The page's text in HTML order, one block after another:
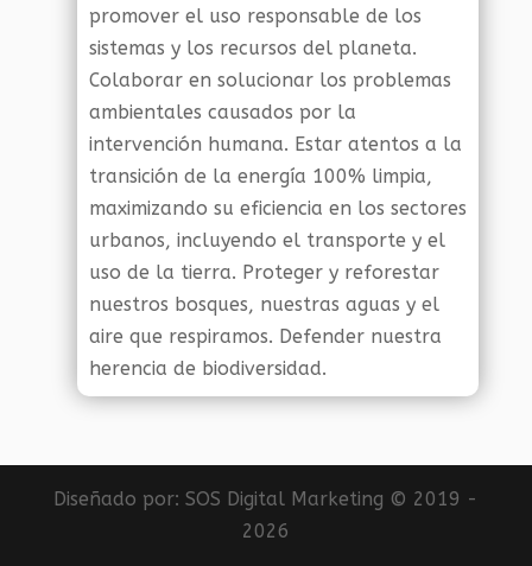
promover el uso responsable de los
sistemas y los recursos del planeta.
Colaborar en solucionar los problemas
ambientales causados por la
intervención humana. Estar atentos a la
transición de la energía 100% limpia,
maximizando su eficiencia en los sectores
urbanos, incluyendo el transporte y el
uso de la tierra. Proteger y reforestar
nuestros bosques, nuestras aguas y el
aire que respiramos. Defender nuestra
herencia de biodiversidad.
Diseñado por:SOS Digital Marketing © 2019 -
2026